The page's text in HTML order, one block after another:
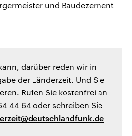
und Baudezernent
darüber reden wir in
der Länderzeit. Und Sie
Rufen Sie kostenfrei an
44 64 oder schreiben Sie